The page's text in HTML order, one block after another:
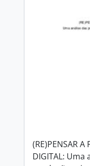
(RE)PENSAR A
DIGITAL: Uma